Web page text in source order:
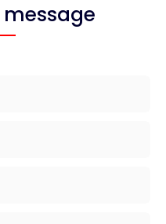
message